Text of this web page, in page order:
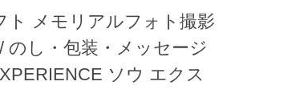
ト メモリアルフォト撮影
のし・包装・メッセージ
ソウ エクス